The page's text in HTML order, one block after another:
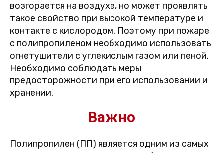
возгорается на воздухе, но может проявлять
такое свойство при высокой температуре и
контакте с кислородом. Поэтому при пожаре
с полипропиленом необходимо использовать
огнетушители с углекислым газом или пеной.
Необходимо соблюдать меры
предосторожности при его использовании и
хранении.
Важно
Полипропилен (ПП) является одним из самых